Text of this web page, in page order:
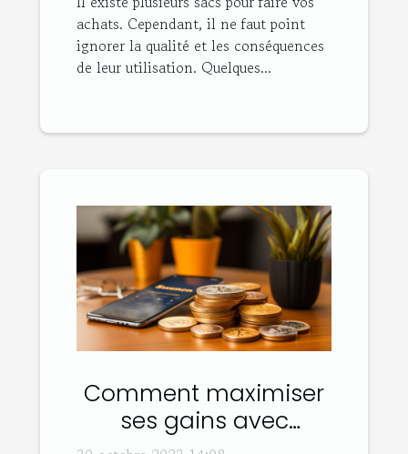
achats. Cependant, il ne faut point
ignorer la qualité et les conséquences
de leur utilisation. Quelques...
Comment maximiser
ses gains avec